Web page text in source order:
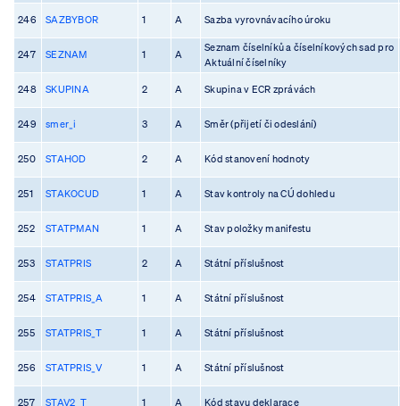
246 SAZBYBOR 1 A Sazba vyrovnávacího úroku
247 SEZNAM 1 A
Seznam číselníků a číselníkových sad pro
Aktuální číselníky
248 SKUPINA 2 A Skupina v ECR zprávách
249 smer_i 3 A Směr (přijetí či odeslání)
250 STAHOD 2 A Kód stanovení hodnoty
251 STAKOCUD 1 A Stav kontroly na CÚ dohledu
252 STATPMAN 1 A Stav položky manifestu
253 STATPRIS 2 A Státní příslušnost
254 STATPRIS_A 1 A Státní příslušnost
255 STATPRIS_T 1 A Státní příslušnost
256 STATPRIS_V 1 A Státní příslušnost
257 STAV2_T 1 A Kód stavu deklarace